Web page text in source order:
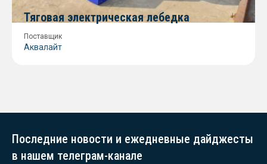
Тяговая электрическая лебедка
Поставщик
Аквалайт
Последние новости и ежедневные дайджесты
в нашем телеграм-канале